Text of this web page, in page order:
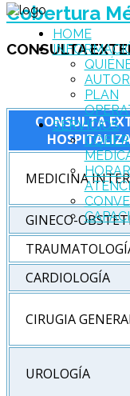
HOME
PLAN
SERVICIOS
Cobertura
CONSULTA
CONSULTA
MEDICINA
GINECO-
CARDIOLOGÍA
CIRUGIA
UROLOGÍA